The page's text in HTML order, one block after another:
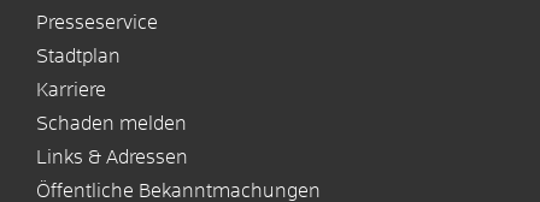
Presseservice
Stadtplan
Karriere
Schaden melden
Links & Adressen
Öffentliche Bekanntmachungen